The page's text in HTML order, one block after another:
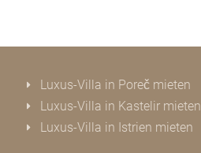
Luxus-Villa in Poreč mieten
Luxus-Villa in Kastelir mieten
Luxus-Villa in Istrien mieten